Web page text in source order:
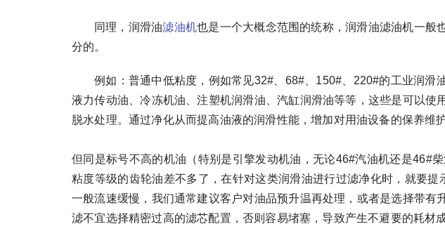
同理，润滑油滤油机也是一个大概念范围的统称，润滑油滤油机一般
分的。
例如：普通中低粘度，例如常见32#、68#、150#、220#的工业润滑
液力传动油、冷冻机油、注塑机润滑油、汽缸润滑油等等，这些是可以使
脱水处理。通过净化从而提高油液的润滑性能，增加对用油设备的保养维护
但同是标号不高的机油（特别是引擎发动机油，无论46#汽油机还是46#
粘度等级的齿轮油差不多了，在针对这类润滑油进行过滤净化时，就要提
一般流速缓慢，我们通常建议客户对油品预升温再处理，或者是选择带有
滤不宜选择精密过高的滤芯配置，否则容易堵塞，导致产生不避要的耗材成